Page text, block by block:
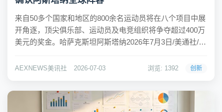
来自50多个国家和地区的800余名运动员将在八个项目中展
开角逐，顶尖俱乐部、运动员及电竞组织将争夺超过400万
美元的奖金。哈萨克斯坦阿斯塔纳2026年7月3日/美通社/ --
俱乐部与运动员的最终阵容。这一全球领先的Phy...
AEXNEWS美讯社 2026-07-03 浏览: 1392 创新